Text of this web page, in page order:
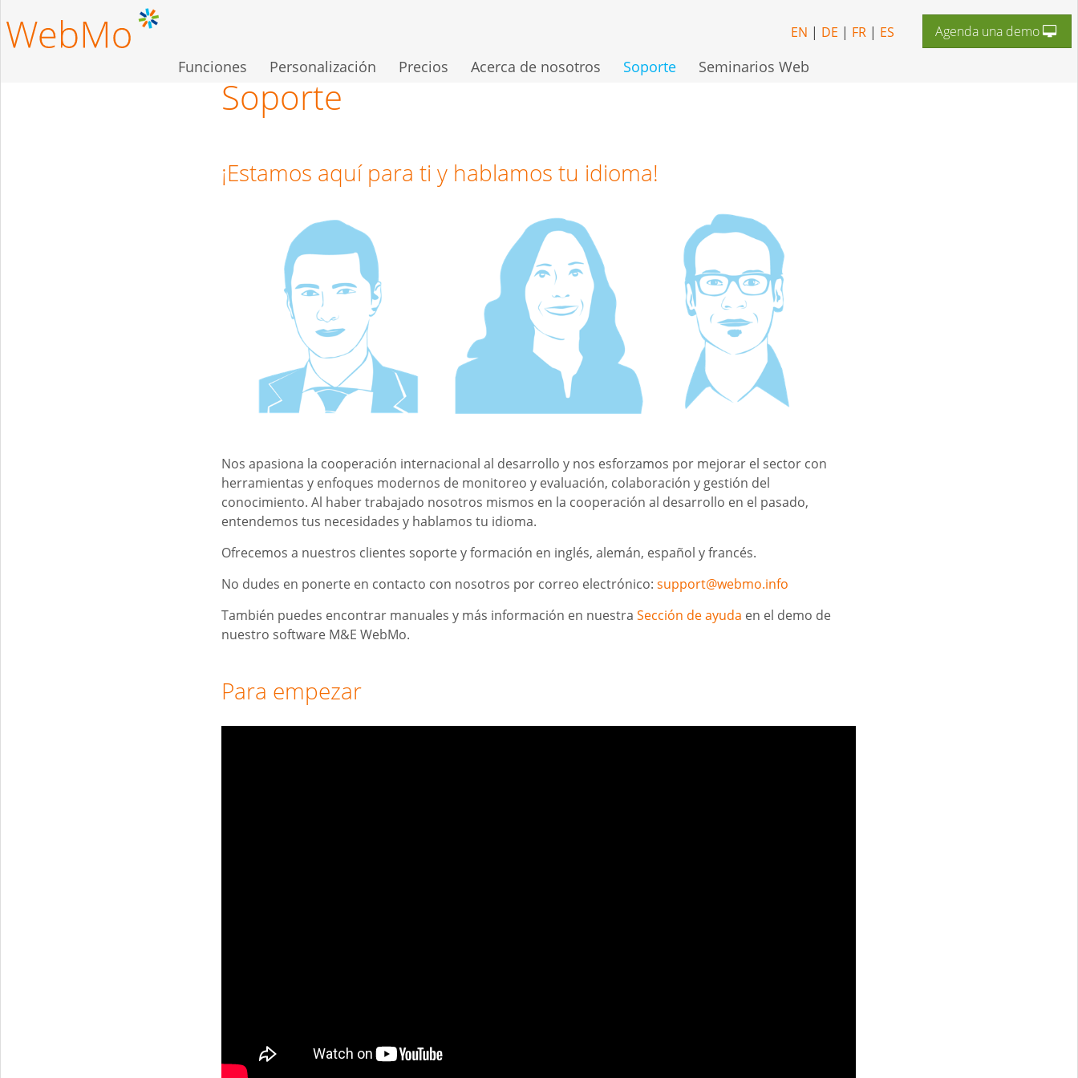
al
contenido
EN | DE | FR | ES Agenda una demo
Funciones Personalización Precios Acerca de nosotros Soporte Seminarios Web
Soporte
¡Estamos aquí para ti y hablamos tu idioma!
Nos apasiona la cooperación internacional al desarrollo y nos esforzamos por mejorar el sector con
herramientas y enfoques modernos de monitoreo y evaluación, colaboración y gestión del
conocimiento. Al haber trabajado nosotros mismos en la cooperación al desarrollo en el pasado,
entendemos tus necesidades y hablamos tu idioma.
Ofrecemos a nuestros clientes soporte y formación en inglés, alemán, español y francés.
No dudes en ponerte en contacto con nosotros por correo electrónico:support@webmo.info
También puedes encontrar manuales y más información en nuestraSección de ayuda en el demo de
nuestro software M&E WebMo.
Para empezar